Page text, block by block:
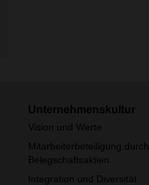
Unternehmenskultur
Vision und Werte
Mitarbeiterbeteiligung durch
Belegschaftsaktien
Integration und Diversität